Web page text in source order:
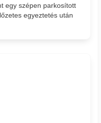
egy szépen parkosított
egyeztetés után